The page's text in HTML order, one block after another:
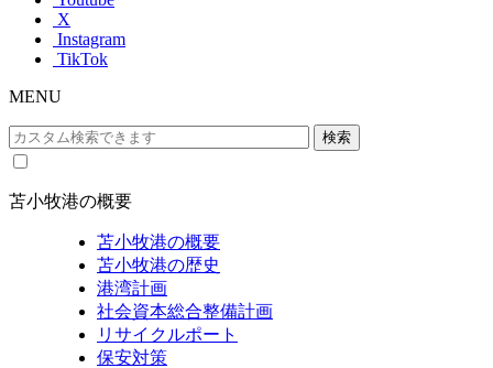
X
Instagram
TikTok
MENU
苫小牧港の概要
苫小牧港の概要
苫小牧港の歴史
港湾計画
社会資本総合整備計画
リサイクルポート
保安対策